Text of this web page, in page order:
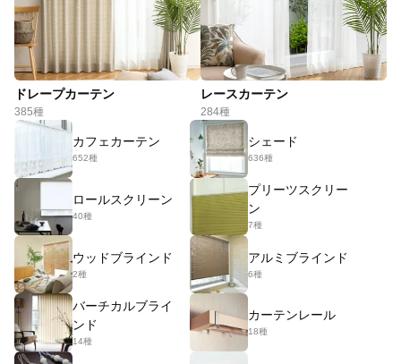
ドレープカーテン
385種
レースカーテン
284種
カフェカーテン
652種
シェード
636種
ロールスクリーン
40種
プリーツスクリー
ン
7種
ウッドブラインド
2種
アルミブラインド
6種
バーチカルブライ
ンド
14種
カーテンレール
18種